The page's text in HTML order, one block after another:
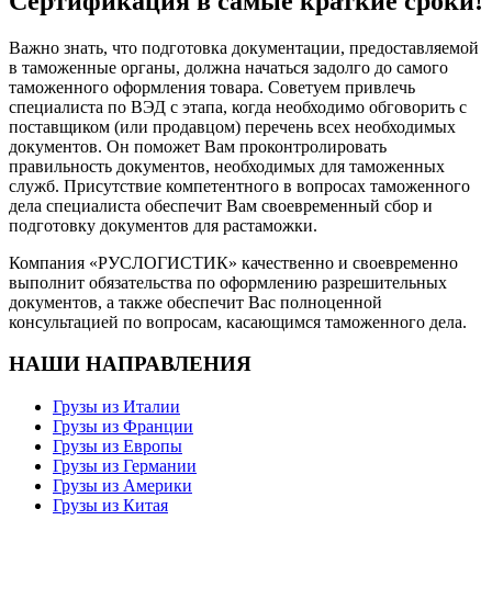
Важно знать, что подготовка документации, предоставляемой
в таможенные органы, должна начаться задолго до самого
таможенного оформления товара. Советуем привлечь
специалиста по ВЭД с этапа, когда необходимо обговорить с
поставщиком (или продавцом) перечень всех необходимых
документов. Он поможет Вам проконтролировать
правильность документов, необходимых для таможенных
служб. Присутствие компетентного в вопросах таможенного
дела специалиста обеспечит Вам своевременный сбор и
подготовку документов для растаможки.
Компания «РУСЛОГИСТИК» качественно и своевременно
выполнит обязательства по оформлению разрешительных
документов, а также обеспечит Вас полноценной
консультацией по вопросам, касающимся таможенного дела.
НАШИ НАПРАВЛЕНИЯ
Грузы из Италии
Грузы из Франции
Грузы из Европы
Грузы из Германии
Грузы из Америки
Грузы из Китая